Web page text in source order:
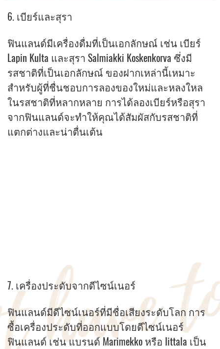
6. เบียร์และสุรา
ฟินแลนด์มีเครื่องดื่มที่เป็นเอกลักษณ์ เช่น เบียร์
Lapin Kulta และสุรา Salmiakki Koskenkorva ซึ่งมี
รสชาติที่เป็นเอกลักษณ์ ของฝากเหล่านี้เหมาะ
สำหรับผู้ที่ชื่นชอบการลองของใหม่และหลงใหล
ในรสชาติที่หลากหลาย การได้ลองเบียร์หรือสุรา
จากฟินแลนด์จะทำให้คุณได้สัมผัสกับรสชาติที่
แตกต่างและน่าตื่นเต้น
7. เครื่องประดับจากดีไซน์เนอร์
ฟินแลนด์มีดีไซน์เนอร์ที่มีชื่อเสียงระดับโลก การ
ซื้อเครื่องประดับที่ออกแบบโดยดีไซน์เนอร์
ฟินแลนด์ เช่น แบรนด์ Marimekko หรือ Iittala เป็น